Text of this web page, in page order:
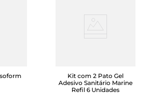
Kit com 2 Pato Gel
Adesivo Sanitário Marine
Refil 6 Unidades